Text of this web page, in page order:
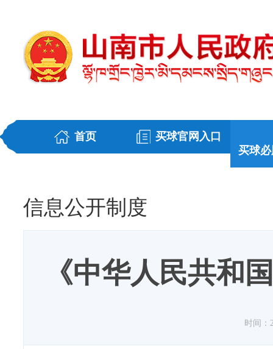
首页
买球官网入口
买球
信息公开制度
《中华人民共和
时间：